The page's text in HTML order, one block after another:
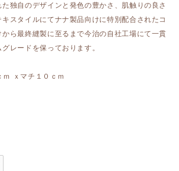
独自のデザインと発色の豊かさ、肌触りの良さ
スタイルにてナナ製品向けに特別配合されたコ
ら最終縫製に至るまで今治の自社工場にて一貫
レードを保っております。
ｘマチ１０ｃｍ